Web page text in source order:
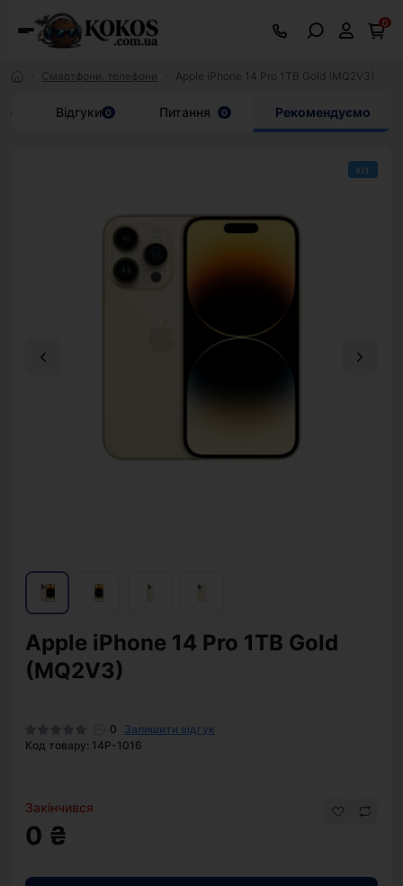
0
Смартфони, телефони Apple iPhone 14 Pro 1TB Gold (MQ2V3)
Відгуки 0 Питання 0 Рекомендуємо
хіт
Apple iPhone 14 Pro 1TB Gold
(MQ2V3)
0
Залишити відгук
Код товару: 14P-1016
Закінчився
0 ₴